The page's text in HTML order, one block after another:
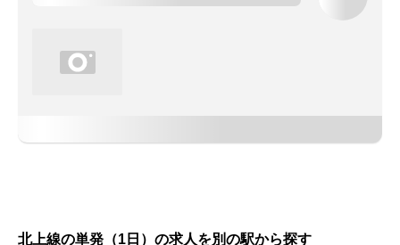
北上線の単発（1日）の求人を別の駅から探す